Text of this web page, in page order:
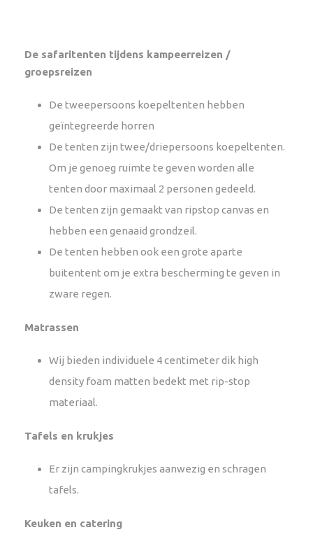
De safaritenten tijdens kampeerreizen /
groepsreizen
De tweepersoons koepeltenten hebben
geïntegreerde horren
De tenten zijn twee/driepersoons koepeltenten.
Om je genoeg ruimte te geven worden alle
tenten door maximaal 2 personen gedeeld.
De tenten zijn gemaakt van ripstop canvas en
hebben een genaaid grondzeil.
De tenten hebben ook een grote aparte
buitentent om je extra bescherming te geven in
zware regen.
Matrassen
Wij bieden individuele 4 centimeter dik high
density foam matten bedekt met rip-stop
materiaal.
Tafels en krukjes
Er zijn campingkrukjes aanwezig en schragen
tafels.
Keuken en catering